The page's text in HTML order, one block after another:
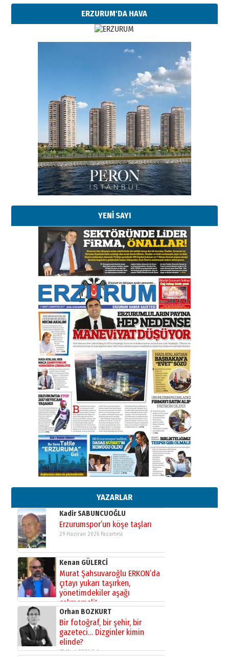
ERZURUM'DA HAVA
YENİ SAYI
YAZARLAR
Esat BİNDESEN
Başkan Sekmen’den Erzurum’a
bir vizyon proje daha!
02 Ağustos 2026 Pazar
Kadir SABUNCUOĞLU
Erzurumspor’un köşe taşları
29 Haziran 2026 Pazartesi
Kenan GÜLERCİ
Murat Şahsuvaroğlu ERKON’da
çıtayı yukarı taşırken,
yönetimdekiler aşağı
çekmemeli!
17 Şubat 2026 SalıOrhan BOZKURT
Bir fotoğraf, bir şehir, bir
gazeteci… Dizginler kimin
elinde?
31 Mart 2026 Salı
A. Berhan Yılmaz
BİR BÖLÜM DEĞİL, BİR ÖMÜR
SEÇİYORSUNUZ… “NEDEN
ATATÜRK ÜNİVERSİTESİ?”
28 Temmuz 2026 Salı
Ahmet Gökhan YAZICI
Ahmed Yesevi’den bir Alperen…
”Reisimiz” idi… Hakka yürüdü.!
26 Mart 2026 Perşembe
Cem Bakırcı
Ardında bıraktığı hatıralarıyla
gönül adamı Faruk Terzioğlu!
13 Mayıs 2026 Çarşamba
Esat BİNDESEN
Başkan Sekmen’den Erzurum’a
bir vizyon proje daha!
02 Ağustos 2026 Pazar
Kadir SABUNCUOĞLU
Erzurumspor’un köşe taşları
29 Haziran 2026 Pazartesi
Kenan GÜLERCİ
Murat Şahsuvaroğlu ERKON’da
çıtayı yukarı taşırken,
yönetimdekiler aşağı
çekmemeli!
17 Şubat 2026 SalıOrhan BOZKURT
Bir fotoğraf, bir şehir, bir
gazeteci… Dizginler kimin
elinde?
31 Mart 2026 Salı